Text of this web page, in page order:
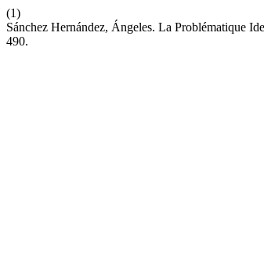
(1)
Sánchez Hernández, Ángeles. La Problématique
490.